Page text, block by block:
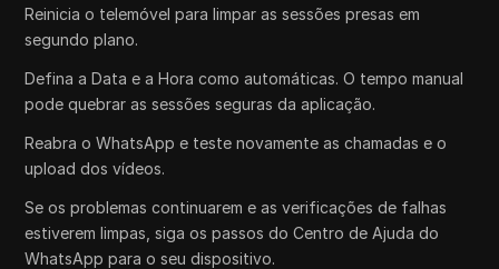
Reinicia o telemóvel para limpar as sessões presas em
segundo plano.
Defina a Data e a Hora como automáticas. O tempo manual
pode quebrar as sessões seguras da aplicação.
Reabra o WhatsApp e teste novamente as chamadas e o
upload dos vídeos.
Se os problemas continuarem e as verificações de falhas
estiverem limpas, siga os passos do Centro de Ajuda do
WhatsApp para o seu dispositivo.